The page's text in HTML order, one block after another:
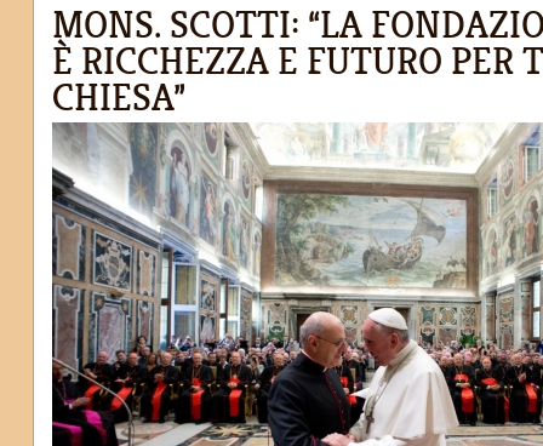
MONS. SCOTTI: “LA
È RICCHEZZA E FUTURO PER
CHIESA”